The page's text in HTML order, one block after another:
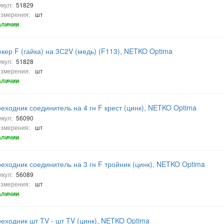
51829
шт
F (гайка) на 3С2V (медь) (F113), NETKO Optima
51828
шт
соединитель на 4 гн F крест (цинк), NETKO Optima
56090
шт
соединитель на 3 гн F тройник (цинк), NETKO Optima
56089
шт
шт TV - шт TV (цинк), NETKO Optima